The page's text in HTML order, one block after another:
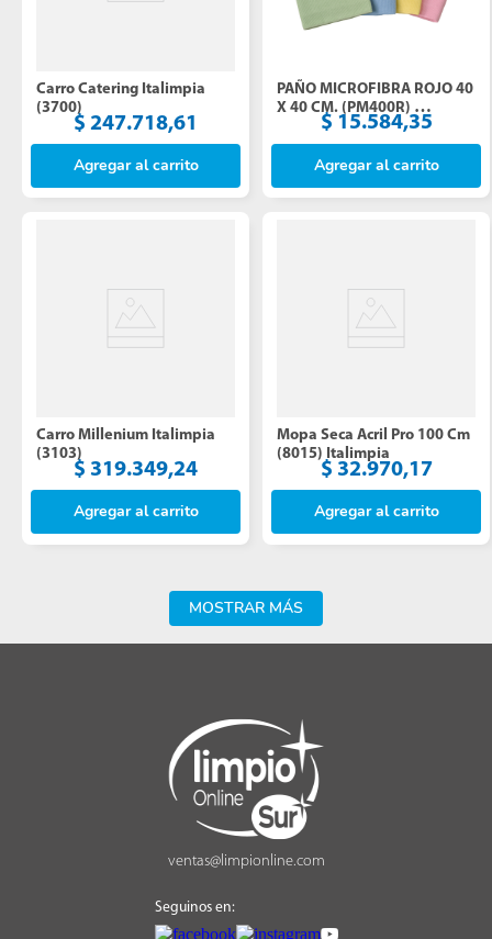
Carro Catering Italimpia
(3700)
$ 247.718,61
Agregar al carrito
PAÑO MICROFIBRA ROJO 40
X 40 CM. (PM400R)
ITALIMPIA (3003)
$ 15.584,35
Agregar al carrito
Carro Millenium Italimpia
(3103)
$ 319.349,24
Agregar al carrito
Mopa Seca Acril Pro 100 Cm
(8015) Italimpia
$ 32.970,17
Agregar al carrito
MOSTRAR MÁS
ventas@limpionline.com
Seguinos en: